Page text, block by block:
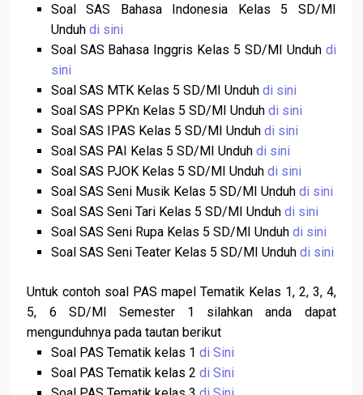
Soal SAS Bahasa Indonesia Kelas 5 SD/MI
Unduh di sini
Soal SAS Bahasa Inggris Kelas 5 SD/MI Unduh di
sini
Soal SAS MTK Kelas 5 SD/MI Unduh di sini
Soal SAS PPKn Kelas 5 SD/MI Unduh di sini
Soal SAS IPAS Kelas 5 SD/MI Unduh di sini
Soal SAS PAI Kelas 5 SD/MI Unduh di sini
Soal SAS PJOK Kelas 5 SD/MI Unduh di sini
Soal SAS Seni Musik Kelas 5 SD/MI Unduh di sini
Soal SAS Seni Tari Kelas 5 SD/MI Unduh di sini
Soal SAS Seni Rupa Kelas 5 SD/MI Unduh di sini
Soal SAS Seni Teater Kelas 5 SD/MI Unduh di sini
Untuk contoh soal PAS mapel Tematik Kelas 1, 2, 3, 4,
5, 6 SD/MI Semester 1 silahkan anda dapat
mengunduhnya pada tautan berikut
Soal PAS Tematik kelas 1 di Sini
Soal PAS Tematik kelas 2 di Sini